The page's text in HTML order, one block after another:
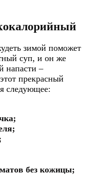
зимой поможет
суп, и он же
напасти –
прекрасный
следующее:
без кожицы;